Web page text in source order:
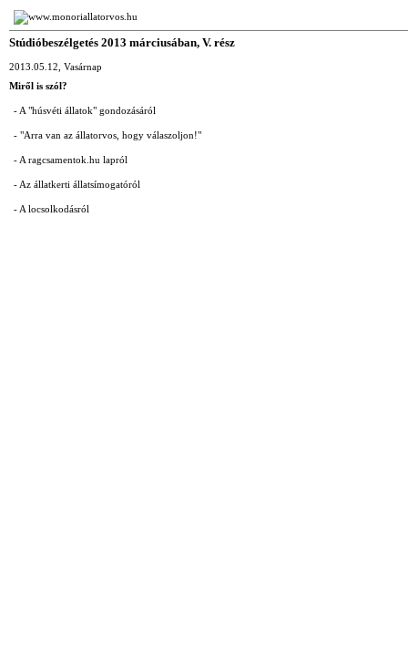
www.monoriallatorvos.hu
Stúdióbeszélgetés 2013 márciusában, V. rész
2013.05.12, Vasárnap
Miről is szól?
- A "húsvéti állatok" gondozásáról
- "Arra van az állatorvos, hogy válaszoljon!"
- A ragcsamentok.hu lapról
- Az állatkerti állatsímogatóról
- A locsolkodásról